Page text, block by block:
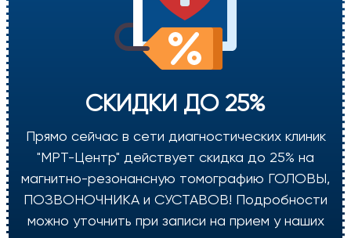
СКИДКИ ДО 25%
Прямо сейчас в сети диагностических клиник
"МРТ-Центр" действует скидка до 25% на
магнитно-резонансную томографию ГОЛОВЫ,
ПОЗВОНОЧНИКА и СУСТАВОВ! Подробности
можно уточнить при записи на прием у наших